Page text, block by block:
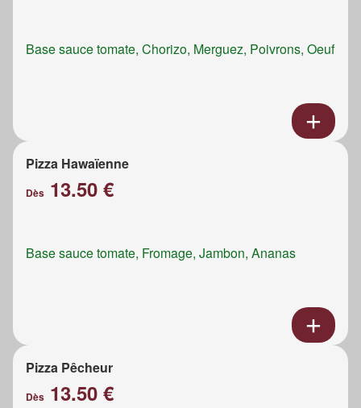
Base sauce tomate, Chorizo, Merguez, Poivrons, Oeuf
Pizza Hawaïenne
Dès 13.50 €
Base sauce tomate, Fromage, Jambon, Ananas
Pizza Pêcheur
Dès 13.50 €